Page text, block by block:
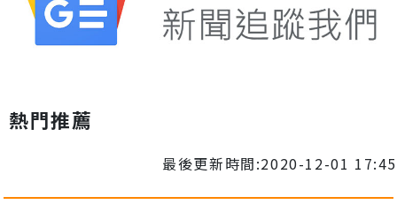
熱門推薦
最後更新時間:2020-12-01 17:45